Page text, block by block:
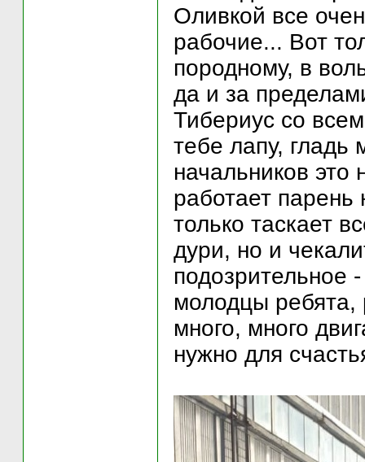
Оливкой все
рабочие... Вот
породному, в
да и за
Тибериус со
тебе лапу,
начальников это
работает
только таскает
дури, но и
подозрительное
молодцы ребята,
много, много
нужно для